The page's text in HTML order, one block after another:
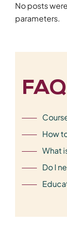
No posts
parameters.
FAQ
How
What
Do I